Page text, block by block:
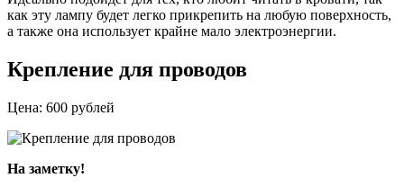
как эту лампу будет легко прикрепить на любую поверхность,
а также она использует крайне мало электроэнергии.
Крепление для проводов
Цена: 600 рублей
На заметку!